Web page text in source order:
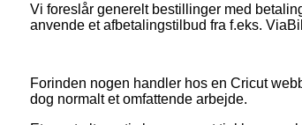
Vi foreslår generelt bestillinger med
anvende et afbetalingstilbud fra f.eks.
Forinden nogen handler hos en Cricut
dog normalt et omfattende arbejde.